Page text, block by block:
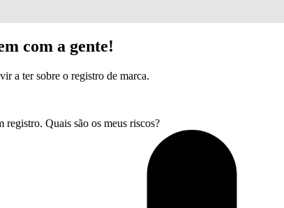
com a gente!
a ter sobre o registro de marca.
registro. Quais são os meus riscos?